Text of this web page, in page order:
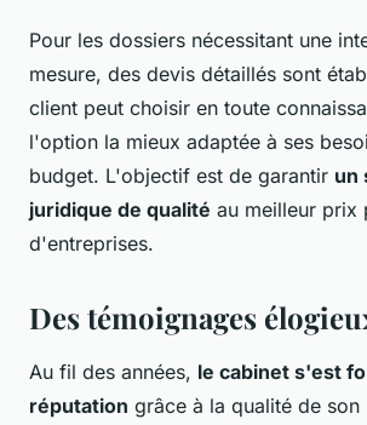
Pour les dossiers nécessitant une
mesure, des devis détaillés sont
client peut choisir en toute
l'option la mieux adaptée à ses
budget. L'objectif est de garantir un
juridique de qualité au meilleur prix
d'entreprises.
Des témoignages
Au fil des années, le cabinet s'est
réputation grâce à la qualité de son